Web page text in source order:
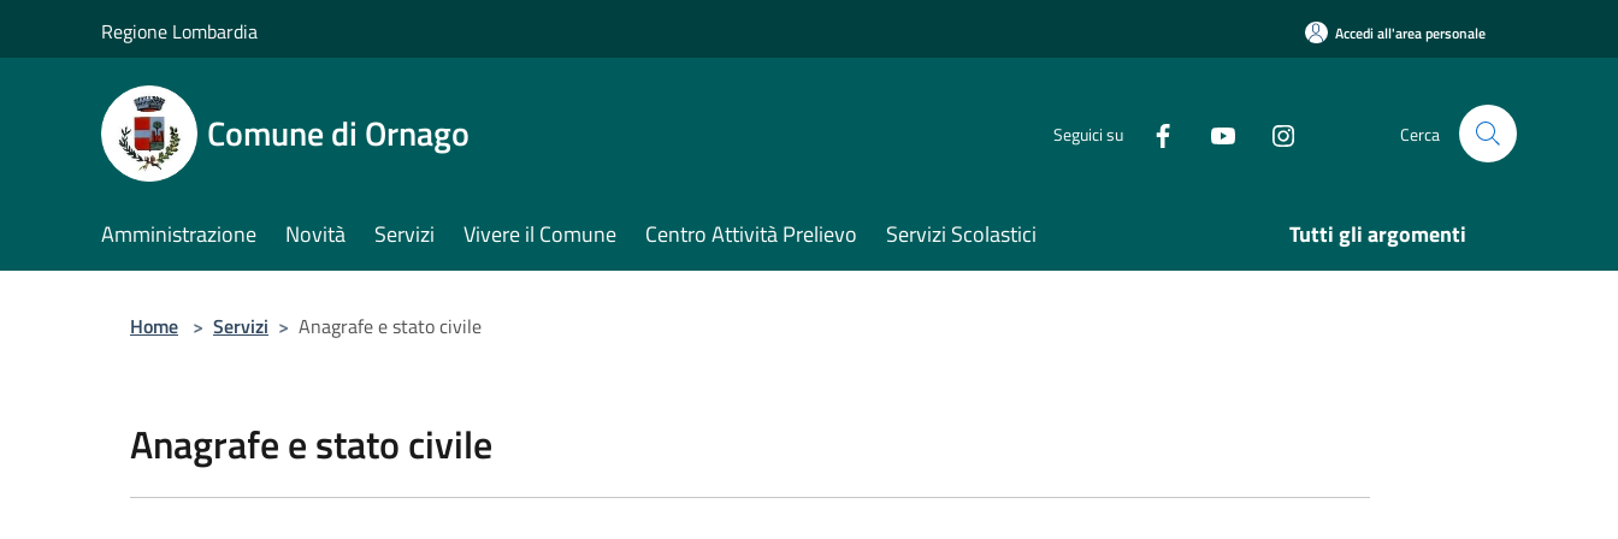
Regione Lombardia Accedi all'area personale
Comune di Ornago Seguici su Cerca
Amministrazione Novità Servizi Vivere il Comune Centro Attività Prelievo Servizi Scolastici Tutti gli argomenti
Home > Servizi > Anagrafe e stato civile
Anagrafe e stato civile